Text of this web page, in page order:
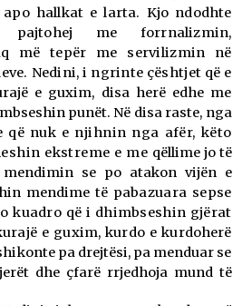
apo hallkat e larta. Kjo ndodhte
me forrnalizmin,
mëtepër me servilizmin në
Nedini, i ngrinte çështjet që e
e guxim, disa herë edhe me
punët. Në disa raste, nga
që nuk e njihnin nga afër, këto
ekstreme e me qëllime jo të
se po atakon vijën e
mendime të pabazuara sepse
kuadro që i dhimbseshin gjërat
e guxim, kurdo e kurdoherë
pa drejtësi, pa menduar se
dhe çfarë rrjedhoja mund të